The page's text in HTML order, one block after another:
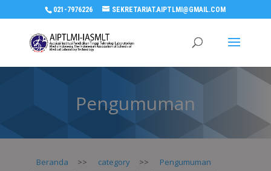
021-7976226 SEKRETARIAT.AIPTLMI@GMAIL.COM
Pengumuman
Beranda >> category >> Pengumuman